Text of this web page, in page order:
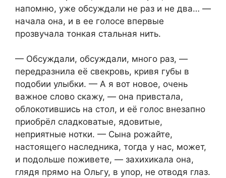
напомню, уже обсуждали не раз и не два… —
начала она, и в ее голосе впервые
прозвучала тонкая стальная нить.
— Обсуждали, обсуждали, много раз, —
передразнила её свекровь, кривя губы в
подобии улыбки. — А я вот новое, очень
важное слово скажу, — она привстала,
облокотившись на стол, и её голос внезапно
приобрёл сладковатые, ядовитые,
неприятные нотки. — Сына рожайте,
настоящего наследника, тогда у нас, может,
и подольше поживете, — захихикала она,
глядя прямо на Ольгу, в упор, не отводя глаз.